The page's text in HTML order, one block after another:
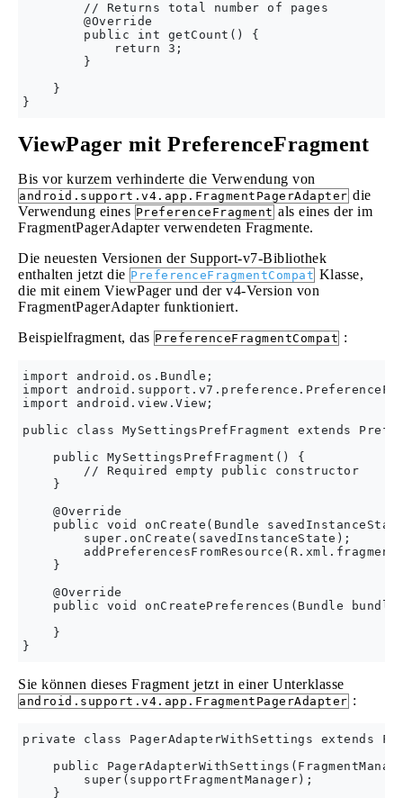
        // Returns total number of pages
        @Override
        public int getCount() {
            return 3;
        }
    }
ViewPager mit PreferenceFragment
Bis vor kurzem verhinderte die Verwendung von
android.support.v4.app.FragmentPagerAdapter die
Verwendung eines PreferenceFragment als eines der im
FragmentPagerAdapter verwendeten Fragmente.
Die neuesten Versionen der Support-v7-Bibliothek
enthalten jetzt die PreferenceFragmentCompat Klasse,
die mit einem ViewPager und der v4-Version von
FragmentPagerAdapter funktioniert.
Beispielfragment, das PreferenceFragmentCompat :
import android.os.Bundle;
import
import android.view.View;
public class MySettingsPrefFragment extends
    public MySettingsPrefFragment() {
        // Required empty public constructor
    }
    @Override
public void onCreate(Bundle
        super.onCreate(savedInstanceState);
    }
    @Override
public void onCreatePreferences(Bundle
    }
Sie können dieses Fragment jetzt in einer Unterklasse
android.support.v4.app.FragmentPagerAdapter :
private class PagerAdapterWithSettings extends
public
        super(supportFragmentManager);
    }